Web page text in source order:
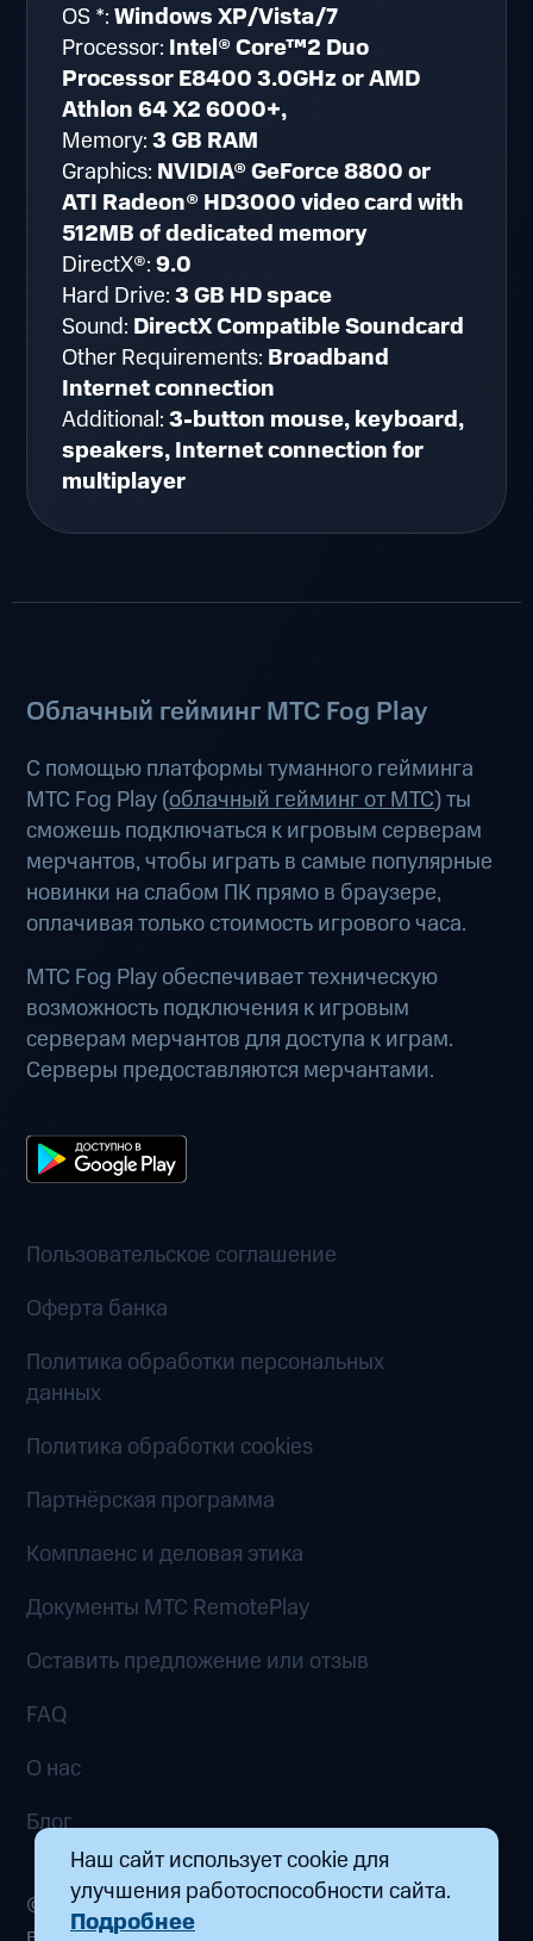
Наш сайт использует cookie для
улучшения работоспособности сайта.
Подробнее
OS *:Windows XP/Vista/7
Processor: Intel® Core™2 Duo
Processor E8400 3.0GHz or AMD
Athlon 64 X2 6000+,
Memory:3 GB RAM
Graphics: NVIDIA® GeForce 8800 or
ATI Radeon® HD3000 video card with
512MB of dedicated memory
DirectX®:9.0
Hard Drive:3 GB HD space
Sound: DirectX Compatible Soundcard
Other Requirements: Broadband
Internet connection
Additional:3-button mouse, keyboard,
speakers, Internet connection for
multiplayer
Облачный гейминг МТС Fog Play
С помощью платформы туманного гейминга
МТС Fog Play (облачный гейминг от МТС) ты
сможешь подключаться к игровым серверам
мерчантов, чтобы играть в самые популярные
новинки на слабом ПК прямо в браузере,
оплачивая только стоимость игрового часа.
МТС Fog Play обеспечивает техническую
возможность подключения к игровым
серверам мерчантов для доступа к играм.
Серверы предоставляются мерчантами.
Пользовательское соглашение
Оферта банка
Политика обработки персональных
данных
Политика обработки cookies
Партнёрская программа
Комплаенс и деловая этика
Документы MTC RemotePlay
Оставить предложение или отзыв
FAQ
О нас
Блог
© 2026 ООО «Маркетплейс распределенных